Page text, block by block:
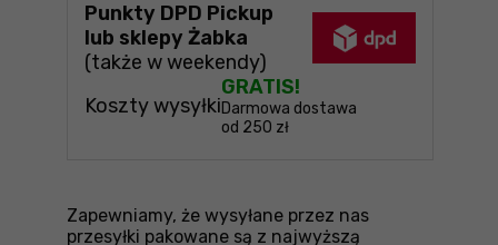
Punkty DPD Pickup
lub sklepy Żabka
(także w weekendy)
Koszty wysyłki
GRATIS!
Darmowa dostawa
od 250 zł
Zapewniamy, że wysyłane przez nas
przesyłki pakowane są z najwyższą